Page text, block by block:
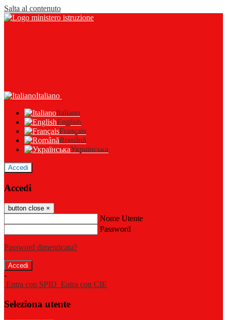
Salta al contenuto
Italiano
Italiano
English
Français
Română
Українська
Accedi
Accedi
button close ×
Nome Utente
Password
Password dimenticata?
-
Entra con SPID Entra con CIE
Seleziona utente